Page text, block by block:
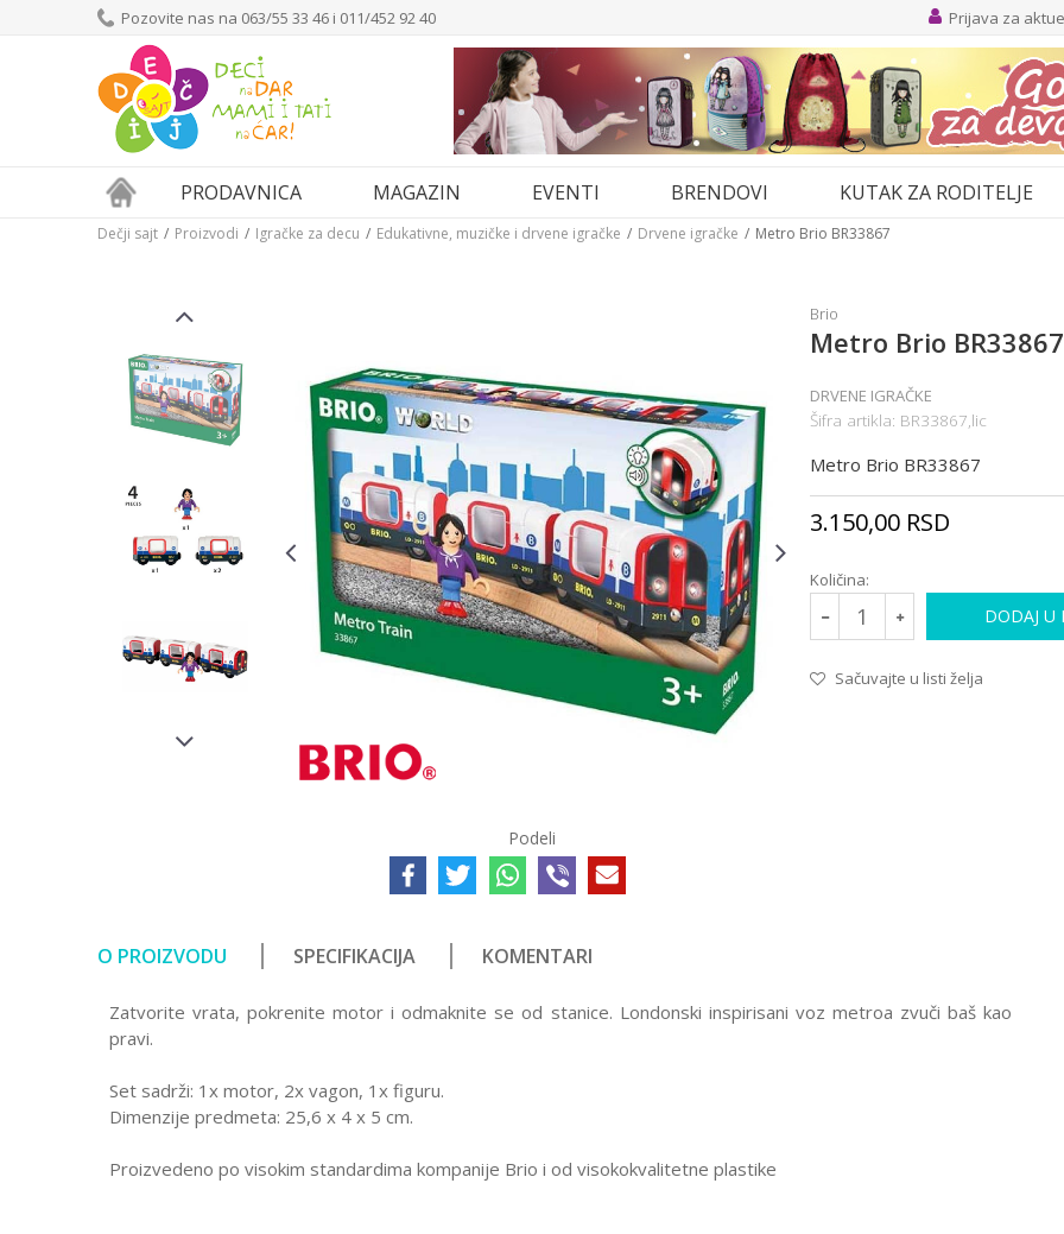
Pozovite nas na 063/55 33 46 i 011/452 92 40 Prijava za
PRODAVNICA MAGAZIN EVENTI BRENDOVI KUTAK ZA RODITELJE
Dečji sajt Proizvodi Igračke za decu Edukativne, muzičke i drvene igračke Drvene igračke Metro Brio BR33867
Podeli
Brio
Metro Brio BR33867
DRVENE IGRAČKE
Šifra artikla: BR33867,lic
Metro Brio BR33867
3.150,00 RSD
Količina:
DODAJ U
Sačuvajte u listi želja
O PROIZVODU SPECIFIKACIJA KOMENTARI
Zatvorite vrata, pokrenite motor i odmaknite se od stanice. Londonski inspirisani voz metroa zvuči baš kao
pravi.
Set sadrži: 1x motor, 2x ​​vagon, 1x figuru.
Dimenzije predmeta: 25,6 x 4 x 5 cm.
Proizvedeno po visokim standardima kompanije Brio i od visokokvalitetne plastike